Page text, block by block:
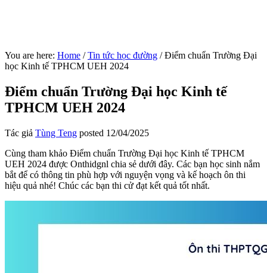
You are here: Home / Tin tức học đường /Điểm chuẩn Trường Đại
học Kinh tế TPHCM UEH 2024
Điểm chuẩn Trường Đại học Kinh tế
TPHCM UEH 2024
Tác giả Tùng Teng posted 12/04/2025
Cùng tham khảo Điểm chuẩn Trường Đại học Kinh tế TPHCM
UEH 2024 được Onthidgnl chia sẻ dưới đây. Các bạn học sinh nắm
bắt để có thông tin phù hợp với nguyện vọng và kế hoạch ôn thi
hiệu quả nhé! Chúc các bạn thi cử đạt kết quả tốt nhất.